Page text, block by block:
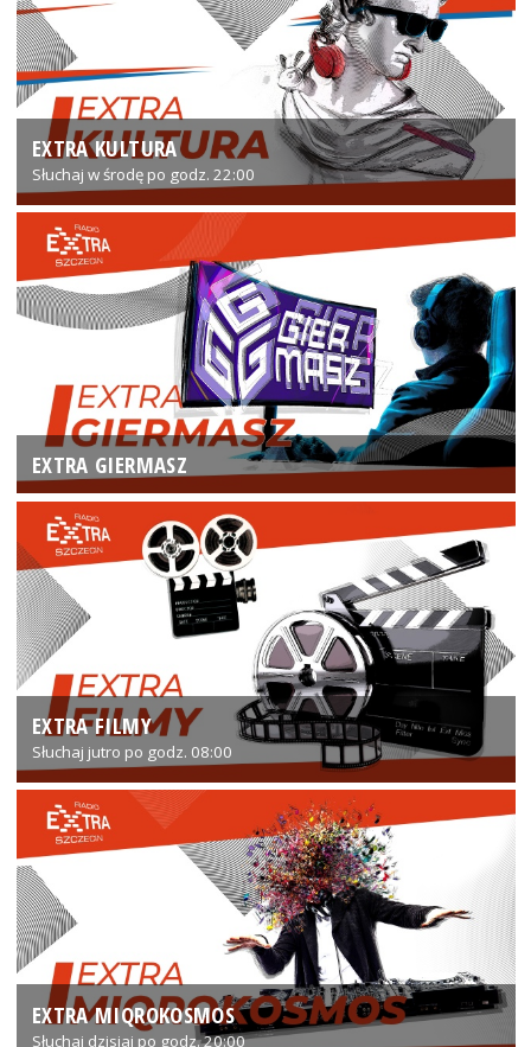
EXTRA KULTURA
Słuchaj w środę po godz. 22:00
EXTRA GIERMASZ
EXTRA FILMY
Słuchaj jutro po godz. 08:00
EXTRA MIQROKOSMOS
Słuchaj dzisiaj po godz. 20:00